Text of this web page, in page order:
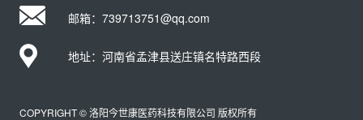
邮箱：739713751@qq.com
地址：河南省孟津县送庄镇名特路西段
COPYRIGHT © 洛阳今世康医药科技有限公司 版权所有